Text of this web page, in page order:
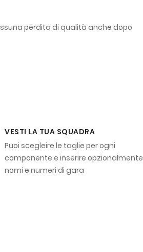
perdita di qualità anche dopo
VESTI LA TUA SQUADRA
Puoi scegleire le taglie per ogni
componente e inserire opzionalmente
nomi e numeri di gara